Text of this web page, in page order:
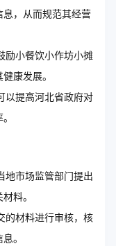
，从而规范其经营
励小餐饮小作坊小摊
康发展。
以提高河北省政府对
地市场监管部门提出
料。
的材料进行审核，核
。